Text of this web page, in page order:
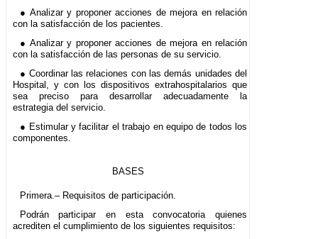
● Analizar y proponer acciones de mejora en relación
con la satisfacción de los pacientes.
● Analizar y proponer acciones de mejora en relación
con la satisfacción de las personas de su servicio.
● Coordinar las relaciones con las demás unidades del
Hospital, y con los dispositivos extrahospitalarios que
sea preciso para desarrollar adecuadamente la
estrategia del servicio.
● Estimular y facilitar el trabajo en equipo de todos los
componentes.
BASES
Primera.– Requisitos de participación.
Podrán participar en esta convocatoria quienes
acrediten el cumplimiento de los siguientes requisitos: